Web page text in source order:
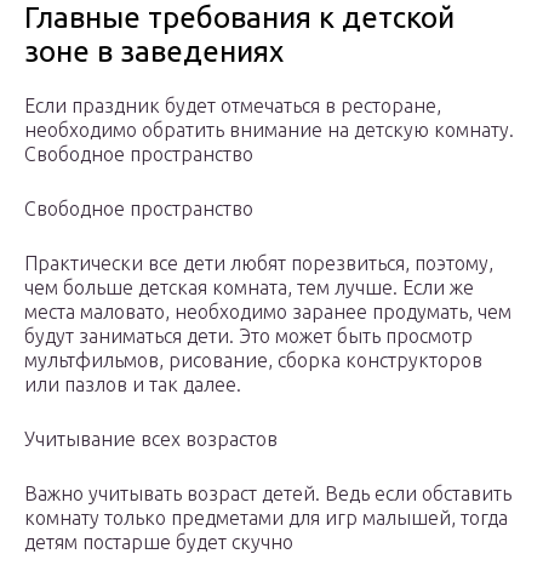
Главные требования к детской
зоне в заведениях
Если праздник будет отмечаться в ресторане,
необходимо обратить внимание на детскую комнату.
Свободное пространство
Свободное пространство
Практически все дети любят порезвиться, поэтому,
чем больше детская комната, тем лучше. Если же
места маловато, необходимо заранее продумать, чем
будут заниматься дети. Это может быть просмотр
мультфильмов, рисование, сборка конструкторов
или пазлов и так далее.
Учитывание всех возрастов
Важно учитывать возраст детей. Ведь если обставить
комнату только предметами для игр малышей, тогда
детям постарше будет скучно